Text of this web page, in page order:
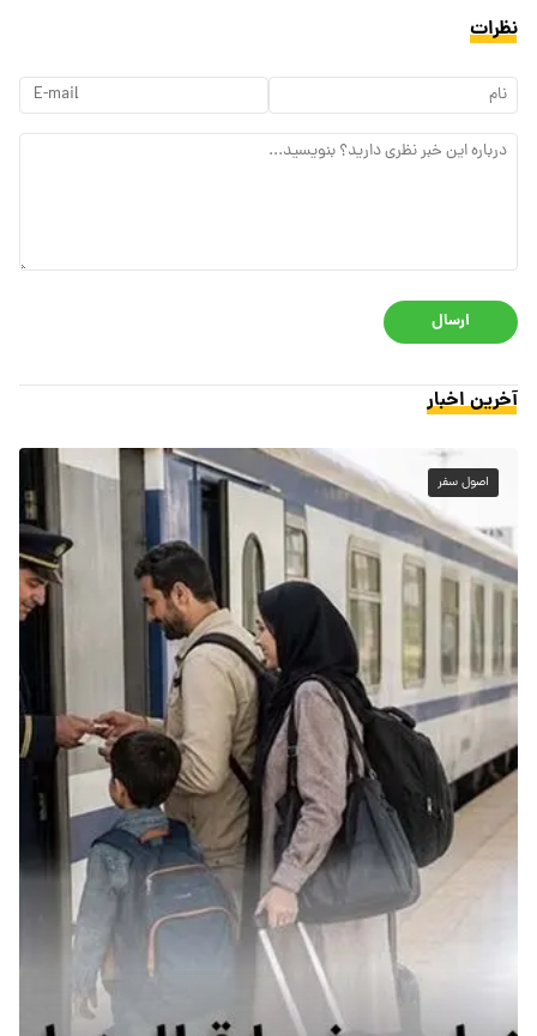
نظرات
ارسال
آخرین اخبار
اصول سفر